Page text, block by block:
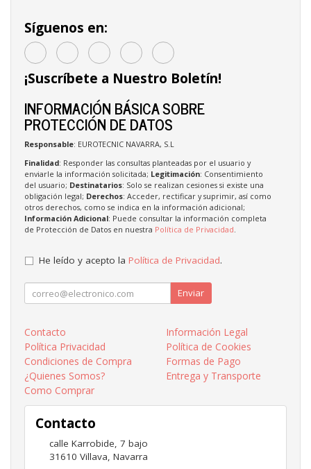
Síguenos en:
¡Suscríbete a Nuestro Boletín!
INFORMACIÓN BÁSICA SOBRE
PROTECCIÓN DE DATOS
Responsable: EUROTECNIC NAVARRA, S.L
Finalidad: Responder las consultas planteadas por el usuario y
enviarle la información solicitada; Legitimación: Consentimiento
del usuario; Destinatarios: Solo se realizan cesiones si existe una
obligación legal; Derechos: Acceder, rectificar y suprimir, así como
otros derechos, como se indica en la información adicional;
Información Adicional: Puede consultar la información completa
de Protección de Datos en nuestra Política de Privacidad
He leído y acepto la Política de Privacidad.
Enviar
Contacto
Información Legal
Política Privacidad
Política de Cookies
Condiciones de Compra
Formas de Pago
¿Quienes Somos?
Entrega y Transporte
Como Comprar
Contacto
calle Karrobide, 7 bajo
31610 Villava, Navarra